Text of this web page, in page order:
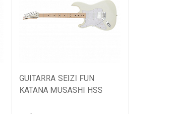
Acessórios
Flautas
Gaitas de Boca
GUITARRA SEIZI FUN
KATANA MUSASHI HSS